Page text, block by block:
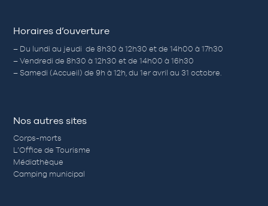
Horaires d’ouverture
– Du lundi au jeudi de 8h30 à 12h30 et de 14h00 à 17h30
– Vendredi de 8h30 à 12h30 et de 14h00 à 16h30
– Samedi (Accueil) de 9h à 12h, du 1er avril au 31 octobre.
Nos autres sites
Corps-morts
L’Office de Tourisme
Médiathèque
Camping municipal